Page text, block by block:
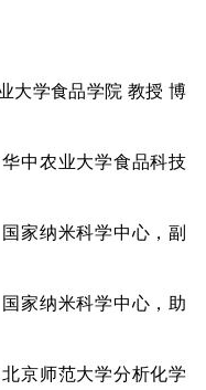
学食品学院 教授 博
中农业大学食品科技
家纳米科学中心，副
家纳米科学中心，助
京师范大学分析化学